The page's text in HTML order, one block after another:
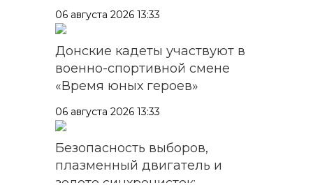
06 августа 2026 13:33
Донские кадеты участвуют в
военно-спортивной смене
«Время юных героев»
06 августа 2026 13:33
Безопасность выборов,
плазменный двигатель и